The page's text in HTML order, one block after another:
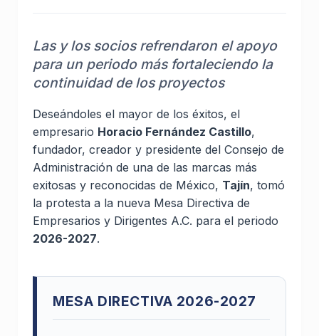
Las y los socios refrendaron el apoyo
para un periodo más fortaleciendo la
continuidad de los proyectos
Deseándoles el mayor de los éxitos, el
empresario Horacio Fernández Castillo,
fundador, creador y presidente del Consejo de
Administración de una de las marcas más
exitosas y reconocidas de México, Tajín, tomó
la protesta a la nueva Mesa Directiva de
Empresarios y Dirigentes A.C. para el periodo
2026-2027.
MESA DIRECTIVA 2026-2027